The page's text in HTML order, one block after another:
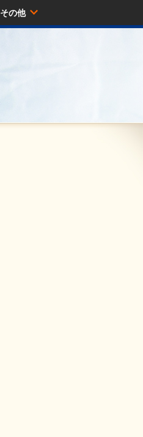
その他